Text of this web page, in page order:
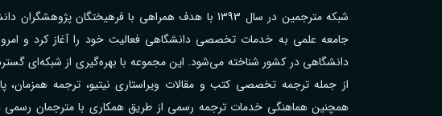
شبکه مترجمین در سال 1393 با هدف همراهی با فرهیختگان
جامعه علمی به خدمات تخصصی دانشگاهی فعالیت خود را آغاز کرد و
دانشگاهی در کشور شناخته می‌شود. این مجموعه با بهره‌گیری از شبکه‌ای
از جمله ترجمه تخصصی کتب و مقالات ویراستاری نیتیو، ترجمه همزمان،
همچنین هماهنگی خدمات ترجمه رسمی از طریق همکاری با مترجمان رسمی